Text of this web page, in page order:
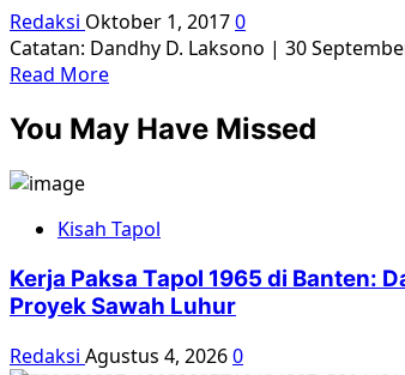
Redaksi Oktober 1, 20170
Catatan: Dandhy D. Laksono | 30
Read MoreRead
about
Semua
You May Have Missed
Kisah Tapol
Kerja Paksa Tapol 1965 di Banten:
Proyek Sawah Luhur
Redaksi Agustus 4, 20260